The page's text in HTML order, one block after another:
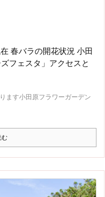
春バラの開花状況 小田
フェスタ」アクセスと
ます小田原フラワーガーデン
む